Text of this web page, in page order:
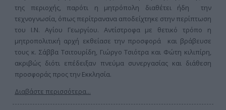
της περιοχής, παρότι η μητρόπολη διαθέτει ήδη την
τεχνογνωσία, όπως περίτρανανα αποδείχτηκε στην περίπτωση
του Ι.Ν. Αγίου Γεωργίου. Αντίστροφα με θετικό τρόπο η
μητροπολιτική αρχή εκθείασε την προσφορά και βράβευσε
τους κ. Σάββα Τσιτουρίδη, Γιώργο Τσιότρα και Φώτη κιλιπίρη,
ακριβώς διότι επέδειξαν πνεύμα συνεργασίας και διάθεση
προσφοράς προς την Εκκλησία.
Διαβάστε περισσότερα...